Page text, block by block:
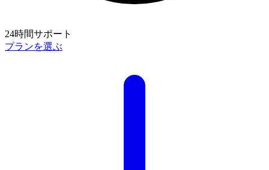
24時間サポート
プランを選ぶ